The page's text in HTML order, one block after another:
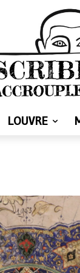
LOUVRE